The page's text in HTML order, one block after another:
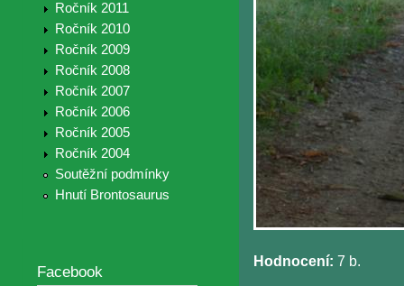
Ročník 2011
Ročník 2010
Ročník 2009
Ročník 2008
Ročník 2007
Ročník 2006
Ročník 2005
Ročník 2004
Soutěžní podmínky
Hnutí Brontosaurus
Facebook
Hodnocení: 7 b.